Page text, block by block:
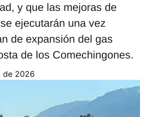
y que las mejoras de
ejecutarán una vez
de expansión del gas
de los Comechingones.
de 2026